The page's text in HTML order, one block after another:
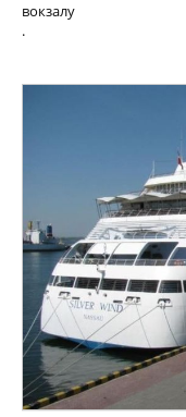
вокзалу
.